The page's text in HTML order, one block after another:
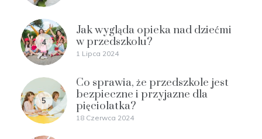
4
Jak wygląda opieka nad dziećmi
w przedszkolu?
1 Lipca 2024
5
Co sprawia, że przedszkole jest
bezpieczne i przyjazne dla
pięciolatka?
18 Czerwca 2024